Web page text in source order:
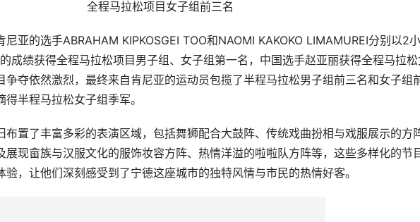
全程马拉松项目女子组前三名
亚的选手ABRAHAM KIPKOSGEI TOO和NAOMI KAKOKO LIMAMUREI分别以2
成绩获得全程马拉松项目男子组、女子组第一名，中国选手赵亚丽获得全程马拉松
争夺依然激烈，最终来自肯尼亚的运动员包揽了半程马拉松男子组前三名和女子组
半程马拉松女子组季军。
置了丰富多彩的表演区域，包括舞狮配合大鼓阵、传统戏曲扮相与戏服展示的方阵
展现畲族与汉服文化的服饰妆容方阵、热情洋溢的啦啦队方阵等，这些多样化的节
，让他们深刻感受到了宁德这座城市的独特风情与市民的热情好客。